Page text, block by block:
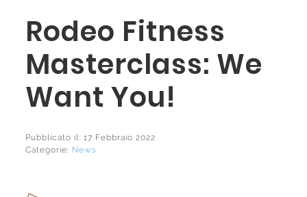
Rodeo Fitness
Masterclass: We
Want You!
Pubblicato il: 17 Febbraio 2022
Categorie: News